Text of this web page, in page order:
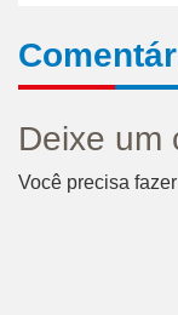
Deixe um
Você precisa